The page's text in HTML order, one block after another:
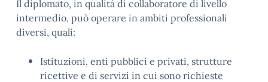
Il diplomato, in qualità di collaboratore di livello
intermedio, può operare in ambiti professionali
diversi, quali:
Istituzioni, enti pubblici e privati, strutture
ricettive e di servizi in cui sono richieste